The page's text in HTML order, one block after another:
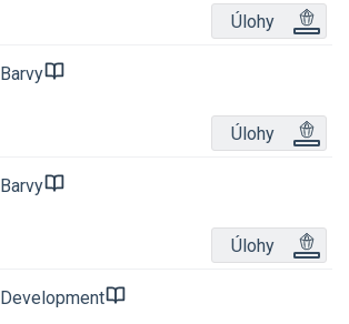
Úlohy
Barvy
Úlohy
Barvy
Úlohy
Development